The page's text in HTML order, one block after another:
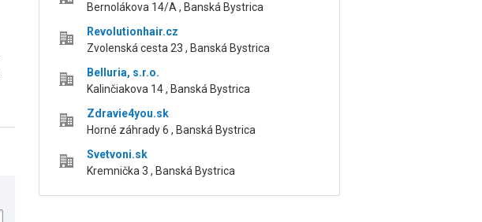
Bernolákova 14/A , Banská Bystrica
Revolutionhair.cz
Zvolenská cesta 23 , Banská Bystrica
Belluria, s.r.o.
Kalinčiakova 14 , Banská Bystrica
Zdravie4you.sk
Horné záhrady 6 , Banská Bystrica
Svetvoni.sk
Kremnička 3 , Banská Bystrica